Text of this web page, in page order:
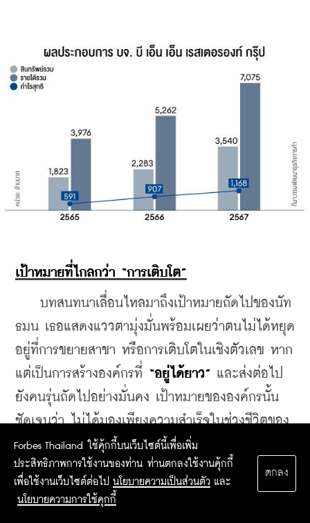
เป้าหมายที่ไกลกว่า “การเติบโต”
บทสนทนาเลื่อนไหลมาถึงเป้าหมายถัดไปของนัท
ธมน เธอแสดงแววตามุ่งมั่นพร้อมเผยว่าตนไม่ได้หยุด
อยู่ที่การขยายสาขา หรือการเติบโตในเชิงตัวเลข หาก
แต่เป็นการสร้างองค์กรที่ “อยู่ได้ยาว” และส่งต่อไป
ยังคนรุ่นถัดไปอย่างมั่นคง เป้าหมายขององค์กรนั้น
ชัดเจนว่า ไม่ได้มองเพียงความสำเร็จในช่วงชีวิตของ
ตัวเอง
“Ultimate goal ของเฟิร์นเลยคือ อยากให้
บริษัท BNN Restaurant Group อยู่ได้เป็น 100-200
Forbes Thailand ใช้คุ้กกี้บนเว็บไซต์นี้เพื่อเพิ่ม
ประสิทธิภาพการใช้งานของท่าน ท่านตกลงใช้งานคุ้กกี้
เพื่อใช้งานเว็บไซต์ต่อไป นโยบายความเป็นส่วนตัว และ
นโยบายความการใช้คุกกี้
ตกลง